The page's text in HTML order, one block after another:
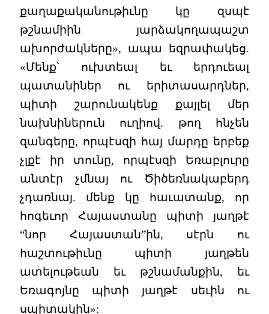
քաղաքականութիւնը կը զսպէ
թշնամիին յարձակողապաշտ
ախորժակները», ապա եզրափակեց.
«Մենք՝ ուխտեալ եւ երդուեալ
պատանիներ ու երիտասարդներ,
պիտի շարունակենք քայլել մեր
նախնիներուն ուղիով. թող հնչեն
զանգերը, որպէսզի հայ մարդը երբեք
չլքէ իր տունը, որպէսզի Եռաբլուրը
անտէր չմնայ ու Ծիծեռնակաբերդ
չդառնայ. մենք կը հաւատանք, որ
հոգեւոր Հայաստանը պիտի յաղթէ
“նոր Հայաստան”ին, սէրն ու
հաշտութիւնը պիտի յաղթեն
ատելութեան եւ թշնամանքին, եւ
Եռագոյնը պիտի յաղթէ սեւին ու
սպիտակին»: